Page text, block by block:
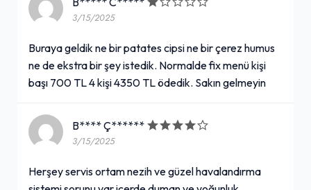
3/15/2025
Buraya geldik ne bir patates cipsi ne bir çerez humus
ne de ekstra bir şey istedik. Normalde fix menü kişi
başı 700 TL 4 kişi 4350 TL ödedik. Sakın gelmeyin
B**** Ç******
3/15/2025
Herşey servis ortam nezih ve güzel havalandırma